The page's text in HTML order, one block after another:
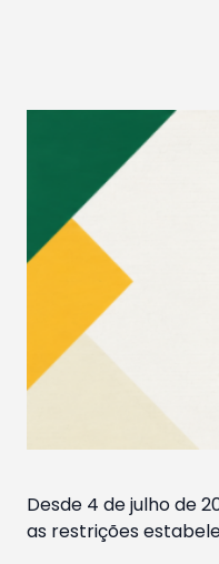
Desde 4 de julho de
as restrições